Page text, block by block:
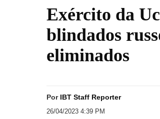
Exército da
blindados
eliminados
Por IBT Staff Reporter
26/04/2023 4:39 PM